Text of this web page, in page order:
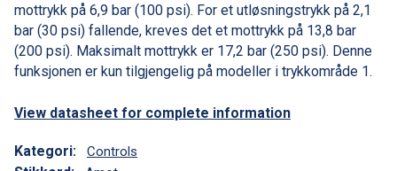
mottrykk på 6,9 bar (100 psi). For et utløsningstrykk på 2,1
bar (30 psi) fallende, kreves det et mottrykk på 13,8 bar
(200 psi). Maksimalt mottrykk er 17,2 bar (250 psi). Denne
funksjonen er kun tilgjengelig på modeller i trykkområde 1.
View datasheet for complete information
Kategori: Controls